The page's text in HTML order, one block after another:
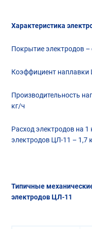
Характеристика
Покрытие электродов –
Коэффициент наплавки
Производительность
кг/ч
Расход электродов на 1
электродов ЦЛ-11 – 1,7
Типичные
электродов ЦЛ-11